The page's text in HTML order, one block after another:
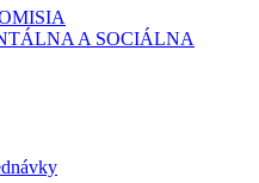
A SOCIÁLNA